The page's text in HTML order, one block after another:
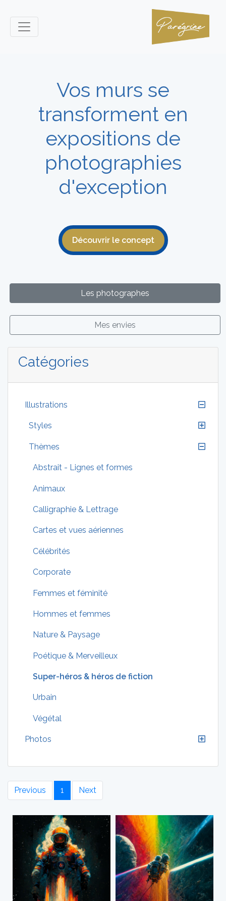
Vos murs se
transforment en
expositions de
photographies
d'exception
Découvrir le concept
Les photographes
Mes envies
Catégories
Illustrations
Styles
Thèmes
Abstrait - Lignes et formes
Animaux
Calligraphie & Lettrage
Cartes et vues aériennes
Célébrités
Corporate
Femmes et féminité
Hommes et femmes
Nature & Paysage
Poétique & Merveilleux
Super-héros & héros de fiction
Urbain
Végétal
Photos
Previous 1 Next